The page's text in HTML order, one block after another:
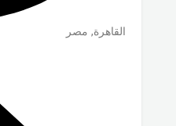
القاهرة, مصر